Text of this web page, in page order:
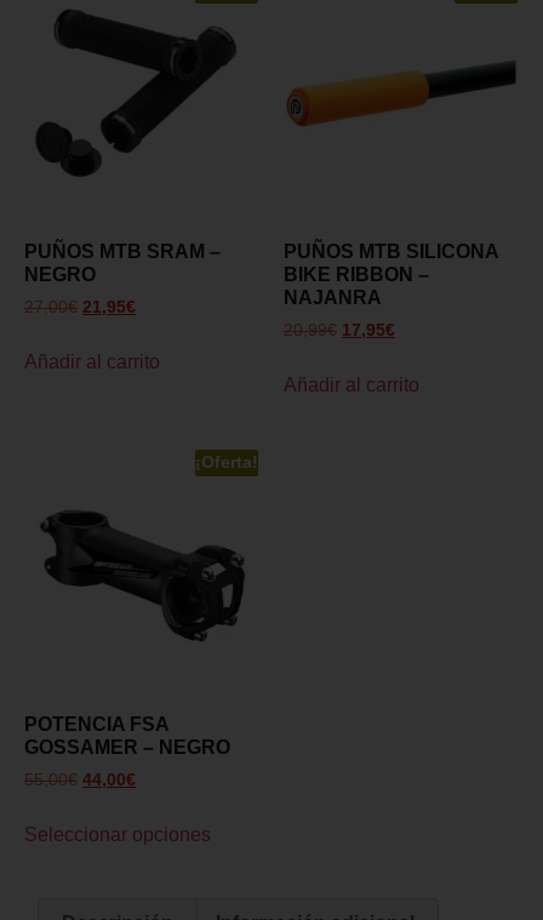
PUÑOS MTB SRAM –
NEGRO
27,00€ 21,95€
Añadir al carrito
PUÑOS MTB SILICONA
BIKE RIBBON –
NAJANRA
20,99€ 17,95€
Añadir al carrito
¡Oferta!
POTENCIA FSA
GOSSAMER – NEGRO
55,00€ 44,00€
Seleccionar opciones